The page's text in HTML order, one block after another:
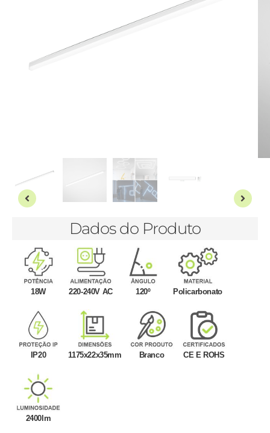
Dados do Produto
18W 220-240V AC 120º Policarbonato
IP20 1175x22x35mm Branco CE E ROHS
2400lm